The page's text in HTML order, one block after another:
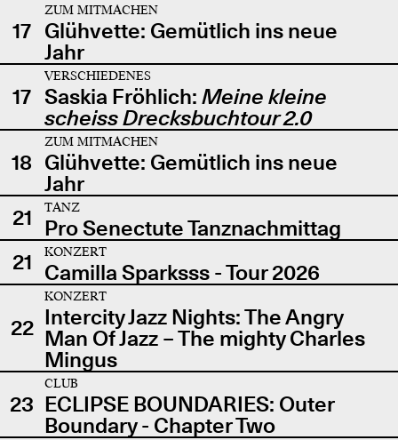
17
ZUM MITMACHEN
Glühvette: Gemütlich ins neue
Jahr
17
VERSCHIEDENES
Saskia Fröhlich: Meine kleine
scheiss Drecksbuchtour 2.0
18
ZUM MITMACHEN
Glühvette: Gemütlich ins neue
Jahr
21
TANZ
Pro Senectute Tanznachmittag
21
KONZERT
Camilla Sparksss - Tour 2026
22
KONZERT
Intercity Jazz Nights: The Angry
Man Of Jazz – The mighty Charles
Mingus
23
CLUB
ECLIPSE BOUNDARIES: Outer
Boundary - Chapter Two